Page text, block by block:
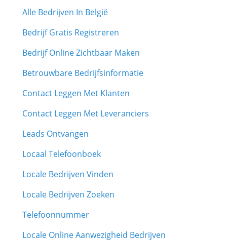
Alle Bedrijven In België
Bedrijf Gratis Registreren
Bedrijf Online Zichtbaar Maken
Betrouwbare Bedrijfsinformatie
Contact Leggen Met Klanten
Contact Leggen Met Leveranciers
Leads Ontvangen
Locaal Telefoonboek
Locale Bedrijven Vinden
Locale Bedrijven Zoeken
Telefoonnummer
Locale Online Aanwezigheid Bedrijven